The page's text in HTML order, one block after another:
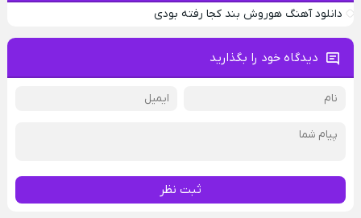
دانلود آهنگ هوروش بند کجا رفته بودی
دیدگاه خود را بگذارید
ثبت نظر